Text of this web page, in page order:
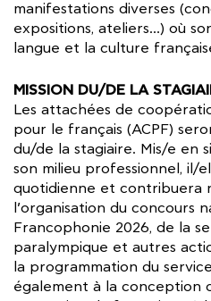
manifestations diverses
expositions, ateliers…) où
langue et la culture
MISSION DU/DE LA
Les attachées de
pour le français (ACPF)
du/de la stagiaire. Mis/e en
son milieu professionnel, il/
quotidienne et contribuera
l’organisation du concours
Francophonie 2026, de la
paralympique et autres
la programmation du
également à la conception